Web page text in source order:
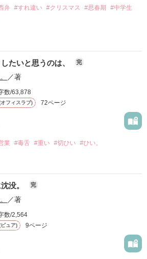
作品を読む
作品を読む
の恋に終止符を。
ただひとつの贈りもの )
いて。
、
のに
どうして
だったの？
ト
弁 #すれ違い #クリスマス #思春期
#中学生
ながら
て、
たいと思うのは、 完
／著
数/63,878
フィスラブ) 72ページ
業 #毒舌 #重い #切ひい #ひい。
がないOL。
は『だめ男生産機』
没。 完
／著
数/2,564
ュア) 9ページ